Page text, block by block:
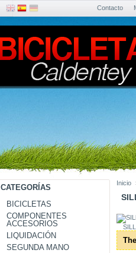
Contacto
CATEGORÍAS
BICICLETAS
COMPONENTES
ACCESORIOS
LIQUIDACIÓN
SEGUNDA MANO
Inicio